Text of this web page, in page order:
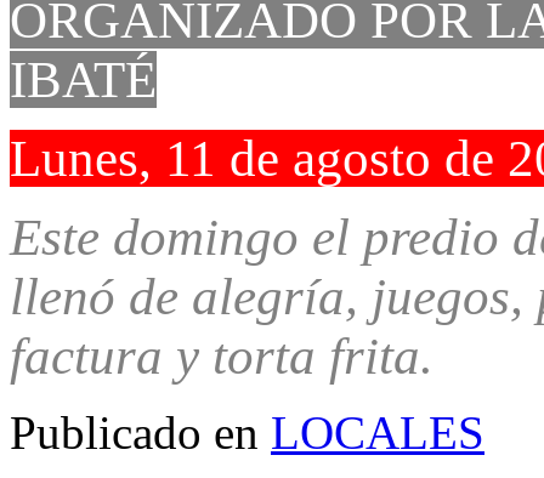
ORGANIZADO POR
IBATÉ
Lunes, 11 de agosto de
Este domingo el predio
llenó de alegría, juegos,
factura y torta frita.
Publicado en LOCALES